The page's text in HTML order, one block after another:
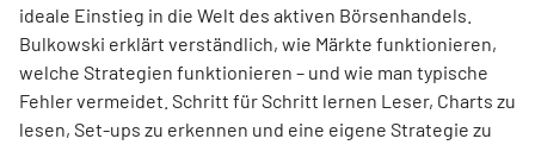
ideale Einstieg in die Welt des aktiven Börsenhandels.
Bulkowski erklärt verständlich, wie Märkte funktionieren,
welche Strategien funktionieren – und wie man typische
Fehler vermeidet. Schritt für Schritt lernen Leser, Charts zu
lesen, Set-ups zu erkennen und eine eigene Strategie zu